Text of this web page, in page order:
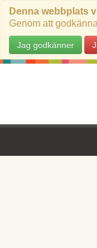
Denna webbplats
Genom att
Jag godkänner